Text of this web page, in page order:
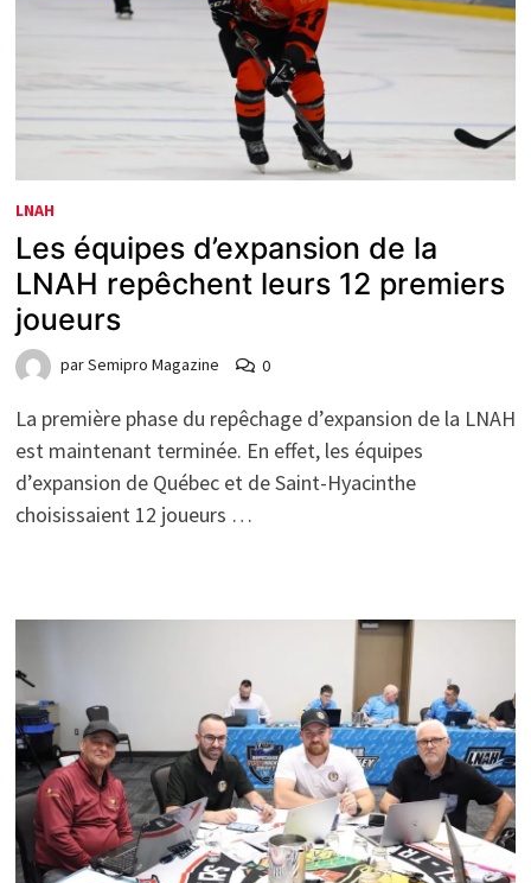
LNAH
Les équipes d’expansion de la
LNAH repêchent leurs 12 premiers
joueurs
parSemipro Magazine 0
La première phase du repêchage d’expansion de la LNAH
est maintenant terminée. En effet, les équipes
d’expansion de Québec et de Saint-Hyacinthe
choisissaient 12 joueurs …